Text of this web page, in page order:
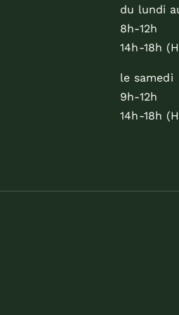
du lundi
8h-12h
14h-18h
le samedi
9h-12h
14h-18h